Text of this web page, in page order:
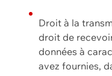
Droit à la
droit de
données à
avez fournies,